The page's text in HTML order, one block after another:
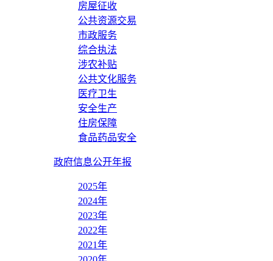
房屋征收
公共资源交易
市政服务
综合执法
涉农补贴
公共文化服务
医疗卫生
安全生产
住房保障
食品药品安全
政府信息公开年报
2025年
2024年
2023年
2022年
2021年